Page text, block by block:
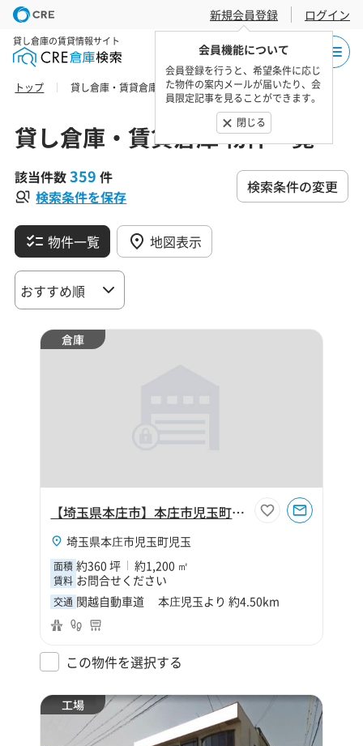
新規会員登録
会員機能について
会員登録を行うと、希望条件に応じ
た物件の案内メールが届いたり、会
員限定記事を見ることができます。
閉じる
ログイン
貸し倉庫の賃貸情報サイト
トップ 貸し倉庫・賃貸倉庫 物件一覧
貸し倉庫・賃貸倉庫 物件一覧
該当件数359 件
検索条件を保存
検索条件の変更
物件一覧 地図表示
倉庫
【埼玉県本庄市】本庄市児玉町児玉360坪倉庫
埼玉県本庄市児玉町児玉
面積 約360 坪 約1,200 ㎡
賃料 お問合せください
交通 関越自動車道 本庄児玉より 約4.50km
この物件を選択する
工場